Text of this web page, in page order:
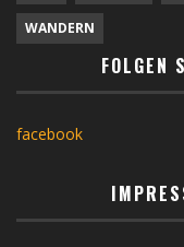
WANDERN
FOLGEN
facebook